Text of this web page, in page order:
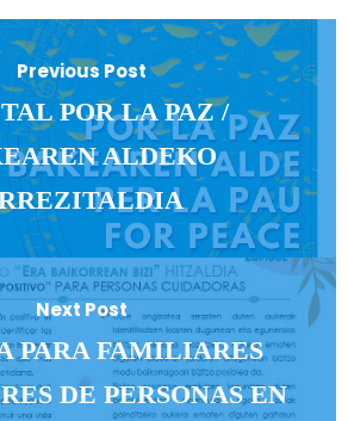
Previous Post
POR LA PAZ /
ALDEKO
Next Post
PARA FAMILIARES
DE PERSONAS EN